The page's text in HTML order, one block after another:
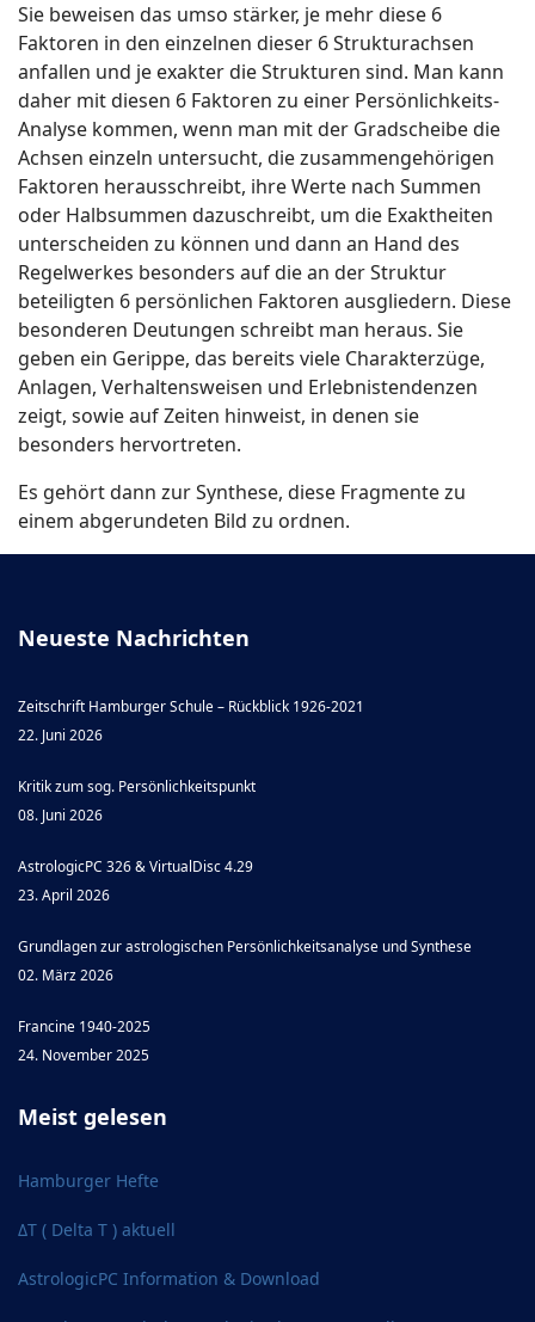
Sie beweisen das umso stärker, je mehr diese 6
Faktoren in den einzelnen dieser 6 Strukturachsen
anfallen und je exakter die Strukturen sind. Man kann
daher mit diesen 6 Faktoren zu einer Persönlichkeits-
Analyse kommen, wenn man mit der Gradscheibe die
Achsen einzeln untersucht, die zusammengehörigen
Faktoren herausschreibt, ihre Werte nach Summen
oder Halbsummen dazuschreibt, um die Exaktheiten
unterscheiden zu können und dann an Hand des
Regelwerkes besonders auf die an der Struktur
beteiligten 6 persönlichen Faktoren ausgliedern. Diese
besonderen Deutungen schreibt man heraus. Sie
geben ein Gerippe, das bereits viele Charakterzüge,
Anlagen, Verhaltensweisen und Erlebnistendenzen
zeigt, sowie auf Zeiten hinweist, in denen sie
besonders hervortreten.
Es gehört dann zur Synthese, diese Fragmente zu
einem abgerundeten Bild zu ordnen.
Neueste Nachrichten
Zeitschrift Hamburger Schule – Rückblick 1926-2021
22. Juni 2026
Kritik zum sog. Persönlichkeitspunkt
08. Juni 2026
AstrologicPC 326 & VirtualDisc 4.29
23. April 2026
Grundlagen zur astrologischen Persönlichkeitsanalyse und Synthese
02. März 2026
Francine 1940-2025
24. November 2025
Meist gelesen
Hamburger Hefte
ΔT ( Delta T ) aktuell
AstrologicPC Information & Download